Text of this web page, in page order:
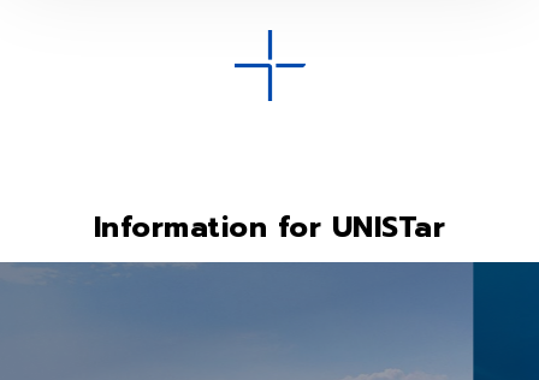
Information for UNISTar